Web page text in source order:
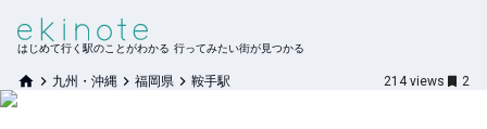
はじめて行く駅のことがわかる 行ってみたい街が見つかる
九州・沖縄 福岡県 鞍手駅 214 views 2